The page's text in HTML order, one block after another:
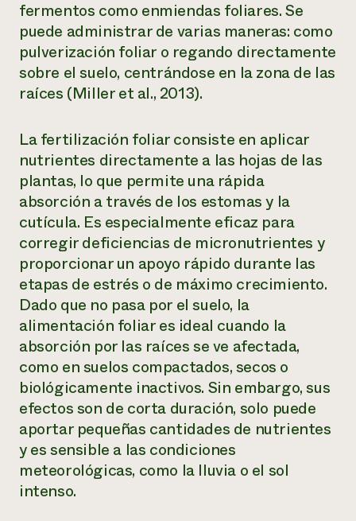
fermentos como enmiendas foliares. Se
puede administrar de varias maneras: como
pulverización foliar o regando directamente
sobre el suelo, centrándose en la zona de las
raíces (Miller et al., 2013).
La fertilización foliar consiste en aplicar
nutrientes directamente a las hojas de las
plantas, lo que permite una rápida
absorción a través de los estomas y la
cutícula. Es especialmente eficaz para
corregir deficiencias de micronutrientes y
proporcionar un apoyo rápido durante las
etapas de estrés o de máximo crecimiento.
Dado que no pasa por el suelo, la
alimentación foliar es ideal cuando la
absorción por las raíces se ve afectada,
como en suelos compactados, secos o
biológicamente inactivos. Sin embargo, sus
efectos son de corta duración, solo puede
aportar pequeñas cantidades de nutrientes
y es sensible a las condiciones
meteorológicas, como la lluvia o el sol
intenso.